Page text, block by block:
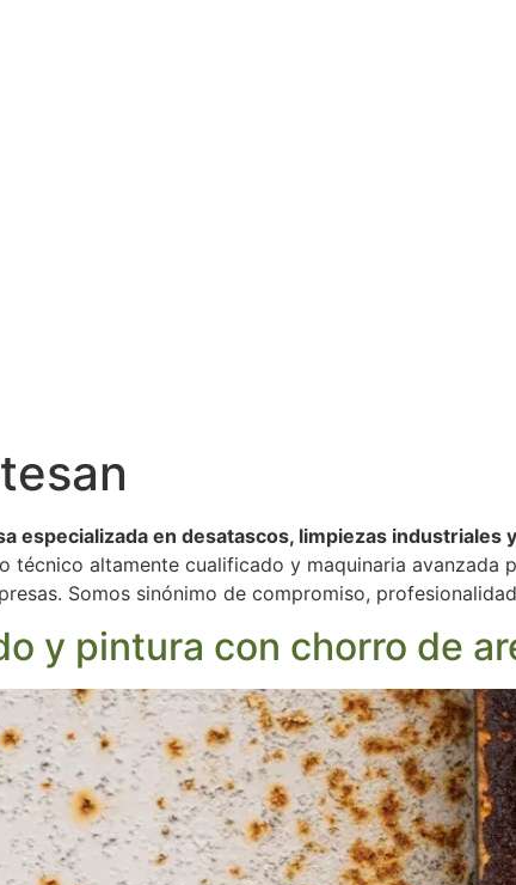
especializada en desatascos, limpiezas
técnico altamente cualificado y maquinaria avanzada
Somos sinónimo de compromiso,
y pintura con chorro de